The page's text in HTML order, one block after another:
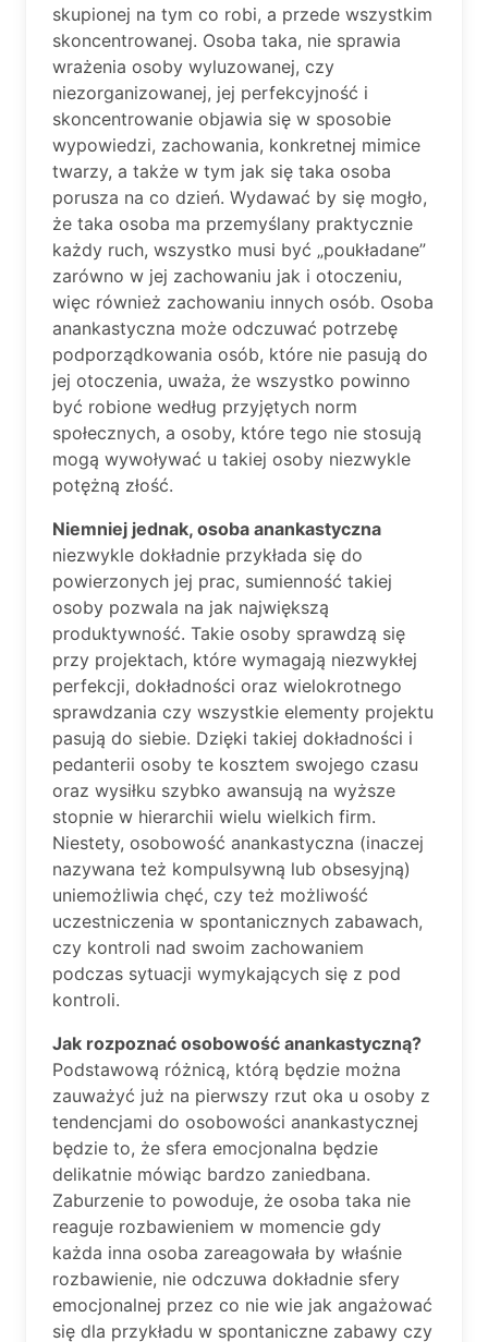
skupionej na tym co robi, a przede wszystkim
skoncentrowanej. Osoba taka, nie sprawia
wrażenia osoby wyluzowanej, czy
niezorganizowanej, jej perfekcyjność i
skoncentrowanie objawia się w sposobie
wypowiedzi, zachowania, konkretnej mimice
twarzy, a także w tym jak się taka osoba
porusza na co dzień. Wydawać by się mogło,
że taka osoba ma przemyślany praktycznie
każdy ruch, wszystko musi być „poukładane”
zarówno w jej zachowaniu jak i otoczeniu,
więc również zachowaniu innych osób. Osoba
anankastyczna może odczuwać potrzebę
podporządkowania osób, które nie pasują do
jej otoczenia, uważa, że wszystko powinno
być robione według przyjętych norm
społecznych, a osoby, które tego nie stosują
mogą wywoływać u takiej osoby niezwykle
potężną złość.
Niemniej jednak, osoba anankastyczna
niezwykle dokładnie przykłada się do
powierzonych jej prac, sumienność takiej
osoby pozwala na jak największą
produktywność. Takie osoby sprawdzą się
przy projektach, które wymagają niezwykłej
perfekcji, dokładności oraz wielokrotnego
sprawdzania czy wszystkie elementy projektu
pasują do siebie. Dzięki takiej dokładności i
pedanterii osoby te kosztem swojego czasu
oraz wysiłku szybko awansują na wyższe
stopnie w hierarchii wielu wielkich firm.
Niestety, osobowość anankastyczna (inaczej
nazywana też kompulsywną lub obsesyjną)
uniemożliwia chęć, czy też możliwość
uczestniczenia w spontanicznych zabawach,
czy kontroli nad swoim zachowaniem
podczas sytuacji wymykających się z pod
kontroli.
Jak rozpoznać osobowość anankastyczną?
Podstawową różnicą, którą będzie można
zauważyć już na pierwszy rzut oka u osoby z
tendencjami do osobowości anankastycznej
będzie to, że sfera emocjonalna będzie
delikatnie mówiąc bardzo zaniedbana.
Zaburzenie to powoduje, że osoba taka nie
reaguje rozbawieniem w momencie gdy
każda inna osoba zareagowała by właśnie
rozbawienie, nie odczuwa dokładnie sfery
emocjonalnej przez co nie wie jak angażować
się dla przykładu w spontaniczne zabawy czy